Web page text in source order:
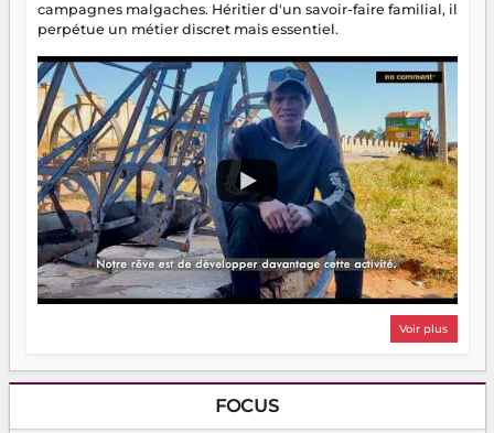
campagnes malgaches. Héritier d'un savoir-faire familial, il
perpétue un métier discret mais essentiel.
Voir plus
FOCUS